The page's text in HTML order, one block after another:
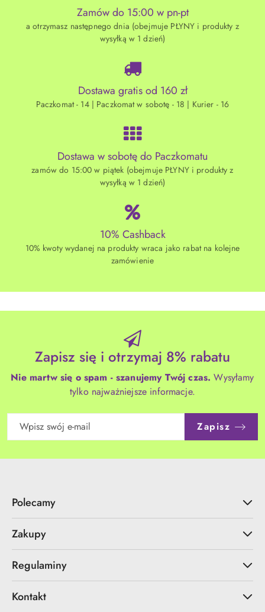
Zamów do 15:00 w pn-pt
a otrzymasz następnego dnia (obejmuje PŁYNY i produkty z
wysyłką w 1 dzień)
Dostawa gratis od 160 zł
Paczkomat - 14 | Paczkomat w sobotę - 18 | Kurier - 16
Dostawa w sobotę do Paczkomatu
zamów do 15:00 w piątek (obejmuje PŁYNY i produkty z
wysyłką w 1 dzień)
10% Cashback
10% kwoty wydanej na produkty wraca jako rabat na kolejne
zamówienie
Zapisz się i otrzymaj 8% rabatu
Nie martw się o spam - szanujemy Twój czas. Wysyłamy
tylko najważniejsze informacje.
Zapisz
Polecamy
Zakupy
Regulaminy
Kontakt